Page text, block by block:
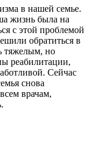
в нашей семье.
жизнь была на
с этой проблемой
обратиться в
тяжелым, но
реабилитации,
Сейчас
снова
врачам,